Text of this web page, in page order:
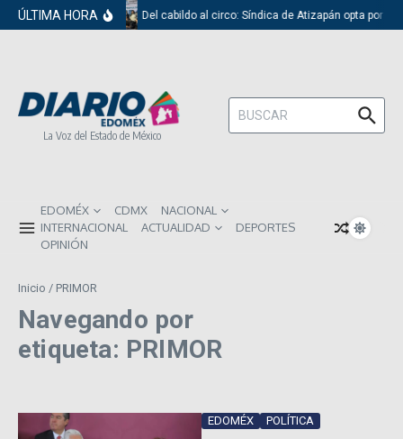
Saltar al contenido
ÚLTIMA HORA Del cabildo al circo: Síndica de Atizapán opta por
La Voz del Estado de México
Buscar:
EDOMÉX CDMX
NACIONAL
INTERNACIONAL
ACTUALIDAD
DEPORTES
OPINIÓN
Inicio / PRIMOR
Navegando por
etiqueta: PRIMOR
EDOMÉX POLÍTICA